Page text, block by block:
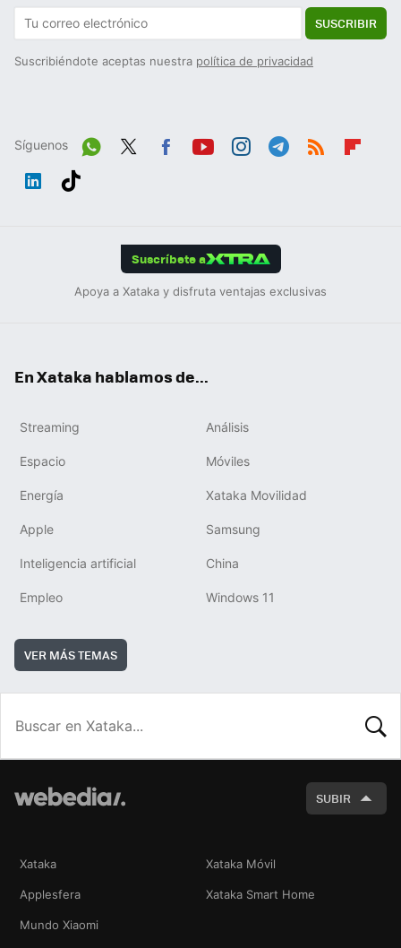
SUSCRIBIR
Suscribiéndote aceptas nuestra política de privacidad
Síguenos
Wh
Suscríbete a
Apoya a Xataka y disfruta ventajas exclusivas
En Xataka hablamos de...
Streaming Análisis
Espacio Móviles
Energía Xataka Movilidad
Apple Samsung
Inteligencia artificial China
Empleo Windows 11
VER MÁS TEMAS
SUBIR
Xataka Xataka Móvil
Applesfera Xataka Smart Home
Mundo Xiaomi